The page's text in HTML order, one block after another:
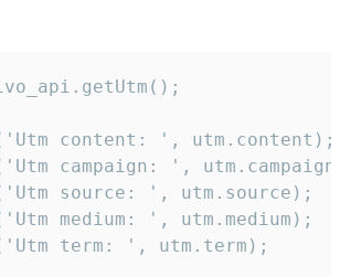
content: ', utm.content);
campaign: ',
source: ', utm.source);
medium: ', utm.medium);
term: ', utm.term);